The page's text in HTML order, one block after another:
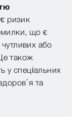
ризик
що є
або
також
у спеціальних
та